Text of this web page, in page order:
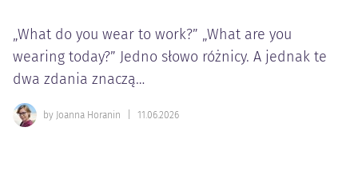
„What do you wear to work?” „What are you
wearing today?” Jedno słowo różnicy. A jednak te
dwa zdania znaczą…
by Joanna Horanin 11.06.2026